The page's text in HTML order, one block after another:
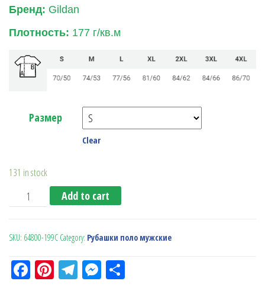
Бренд: Gildan
Плотность: 177 г/кв.м
Размер
Clear
131 in stock
Рубашка поло мужская Gildan (SoftStyle) красная
Add to cart
SKU: 64800-199C Category: Рубашки поло мужские
Fa Pi Te M